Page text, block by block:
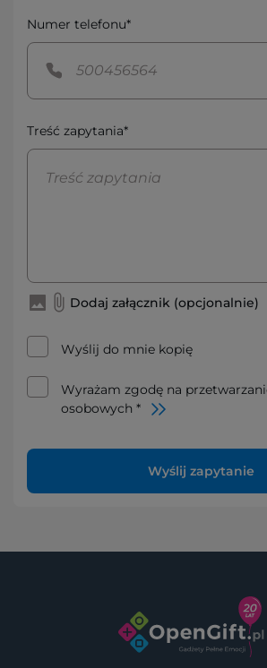
Numer telefonu*
Treść zapytania*
Dodaj załącznik (opcjonalnie)
Wyślij do mnie kopię
Wyrażam zgodę na
osobowych *
Wyślij zapytanie